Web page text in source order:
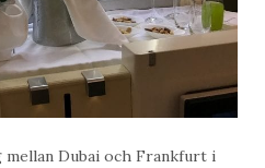
Dubai och Frankfurt i